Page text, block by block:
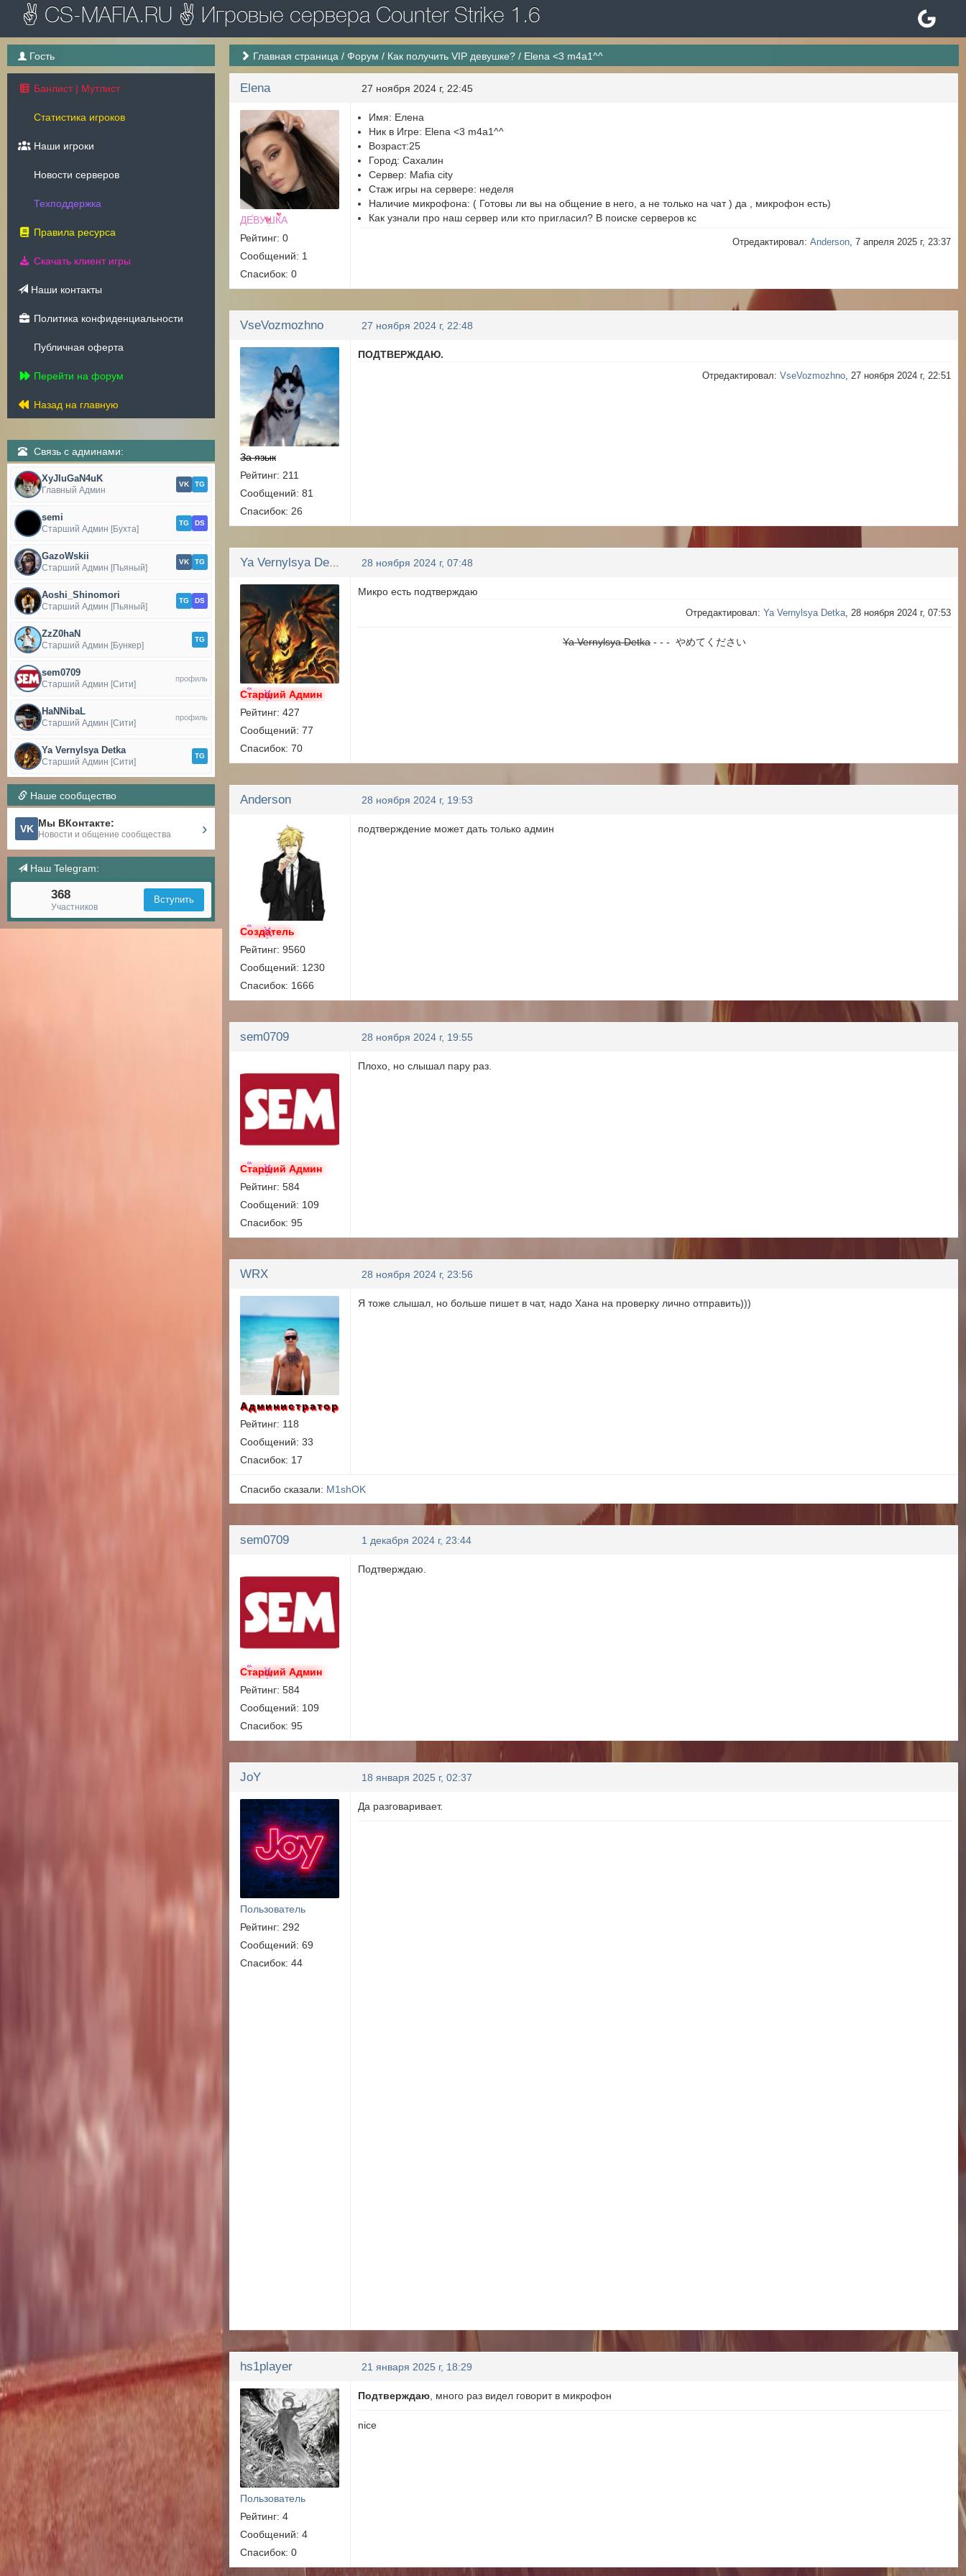
✌ CS-MAFIA.RU ✌ Игровые сервера Counter Strike 1.6
Гость
Банлист | Мутлист
Статистика игроков
Наши игроки
Новости серверов
Техподдержка
Правила ресурса
Скачать клиент игры
Наши контакты
Политика конфиденциальности
Публичная оферта
Перейти на форум
Назад на главную
Связь с админами:
XyJIuGaN4uK
Главный Админ
VK TG
semi
Старший Админ [Бухта]
TG DS
GazoWskii
Старший Админ [Пьяный]
VK TG
Aoshi_Shinomori
Старший Админ [Пьяный]
TG DS
ZzZ0haN
Старший Админ [Бункер]
TG
sem0709
Старший Админ [Сити]
профиль
HaNNibaL
Старший Админ [Сити]
профиль
Ya Vernylsya Detka
Старший Админ [Сити]
TG
Наше сообщество
VK Мы ВКонтакте:
Новости и общение сообщества ›
Наш Telegram:
368
Участников
Вступить
Главная страница /Форум / Как получить VIP девушке? / Elena <3 m4a1^^
Elena 27 ноября 2024 г, 22:45
ДЕВУШКА
Рейтинг: 0
Сообщений: 1
Спасибок: 0
Имя: Елена
Ник в Игре: Elena <3 m4a1^^
Возраст:25
Город: Сахалин
Сервер: Mafia city
Стаж игры на сервере: неделя
Наличие микрофона: ( Готовы ли вы на общение в него, а не только на чат ) да , микрофон есть)
Как узнали про наш сервер или кто пригласил? В поиске серверов кс
Отредактировал:Anderson, 7 апреля 2025 г, 23:37
VseVozmozhno 27 ноября 2024 г, 22:48
За язык
Рейтинг: 211
Сообщений: 81
Спасибок: 26
ПОДТВЕРЖДАЮ.
Отредактировал:VseVozmozhno, 27 ноября 2024 г, 22:51
28 ноября 2024 г, 07:48
Старший Админ
Рейтинг: 427
Сообщений: 77
Спасибок: 70
Микро есть подтверждаю
Отредактировал:Ya Vernylsya Detka, 28 ноября 2024 г, 07:53
Ya Vernylsya Detka- - - やめてください
Anderson 28 ноября 2024 г, 19:53
Создатель
Рейтинг: 9560
Сообщений: 1230
Спасибок: 1666
подтверждение может дать только админ
sem0709 28 ноября 2024 г, 19:55
Старший Админ
Рейтинг: 584
Сообщений: 109
Спасибок: 95
Плохо, но слышал пару раз.
WRX 28 ноября 2024 г, 23:56
Администратор
Рейтинг: 118
Сообщений: 33
Спасибок: 17
Я тоже слышал, но больше пишет в чат, надо Хана на проверку лично отправить)))
Спасибо сказали: M1shOK
sem0709 1 декабря 2024 г, 23:44
Старший Админ
Рейтинг: 584
Сообщений: 109
Спасибок: 95
Подтверждаю.
JoY 18 января 2025 г, 02:37
Пользователь
Рейтинг: 292
Сообщений: 69
Спасибок: 44
Да разговаривает.
hs1player 21 января 2025 г, 18:29
Пользователь
Рейтинг: 4
Сообщений: 4
Спасибок: 0
Подтверждаю , много раз видел говорит в микрофон
nice